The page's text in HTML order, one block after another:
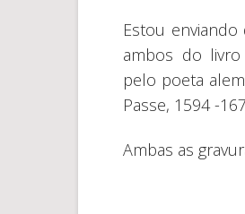
Estou
ambos do livro
pelo poeta
Passe, 1594 -
Ambas as